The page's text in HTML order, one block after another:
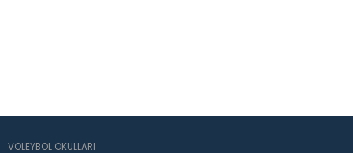
VOLEYBOL OKULLARI